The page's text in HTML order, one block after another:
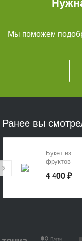
Мы поможем
Ранее вы
Букет из
фруктов
подарок»
4 400 ₽